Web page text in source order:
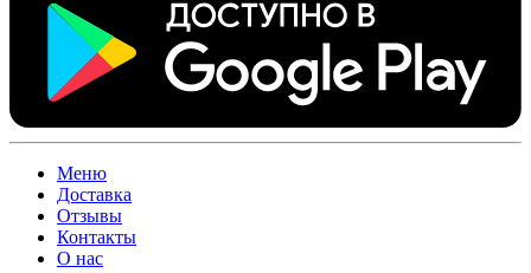
Меню
Доставка
Отзывы
Контакты
О нас